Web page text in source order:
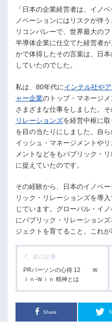
「日本の企業経営者は、イノ
ノベーションにはリスクが伴
リコンバレーで、世界最大の
半導体企業に仕立てた経営者
かで体得したその言葉は、日
していたのでした。
私は、80年代にインテル社や
ャー企業のトップ・マネージ
さまざまな仕事をしました。
リレーションズを経営中枢に
を目の当たりにしました。自ら
イッシュ・マネージメントや
メントなどをもパブリック・
に捉えていたのです。
その経験から、日本のイノベ
リック・リレーションズを導
じています。グローバル・イ
にパブリック・リレーション
ジェクトを育てること。これが
前の記事
PRパーソンの心得 12 Ｗ
ｉｎ-Ｗｉｎ 精神とは
Share